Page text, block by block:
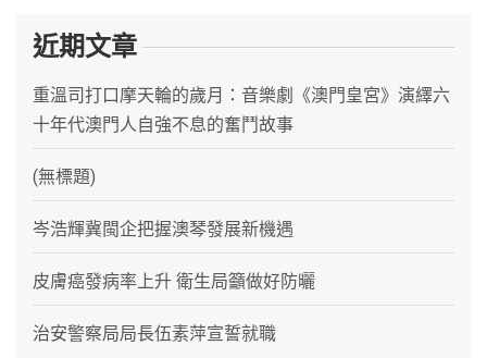
近期文章
重溫司打口摩天輪的歲月：音樂劇《澳門皇宮》演繹六
十年代澳門人自強不息的奮鬥故事
(無標題)
岑浩輝冀閩企把握澳琴發展新機遇
皮膚癌發病率上升 衛生局籲做好防曬
治安警察局局長伍素萍宣誓就職